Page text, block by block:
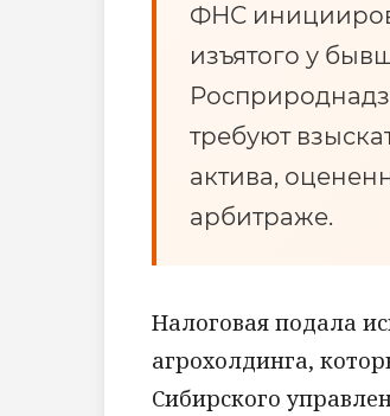
ФНС
изъятого у
требуют
актива,
арбитраже.
Налоговая подала
агрохолдинга,
Сибирского